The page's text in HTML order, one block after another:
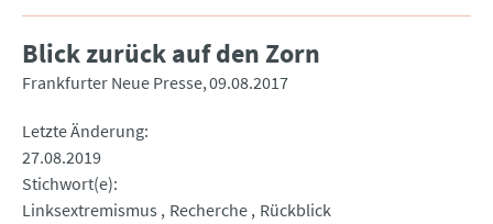
Blick zurück auf den Zorn
Frankfurter Neue Presse 09.08.2017
Letzte Änderung
27.08.2019
Stichwort(e)
Linksextremismus
Recherche Rückblick